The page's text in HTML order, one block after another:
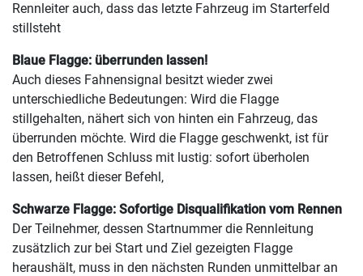
Rennleiter auch, dass das letzte Fahrzeug im Starterfeld
stillsteht
Blaue Flagge: überrunden lassen!
Auch dieses Fahnensignal besitzt wieder zwei
unterschiedliche Bedeutungen: Wird die Flagge
stillgehalten, nähert sich von hinten ein Fahrzeug, das
überrunden möchte. Wird die Flagge geschwenkt, ist für
den Betroffenen Schluss mit lustig: sofort überholen
lassen, heißt dieser Befehl,
Schwarze Flagge: Sofortige Disqualifikation vom Rennen
Der Teilnehmer, dessen Startnummer die Rennleitung
zusätzlich zur bei Start und Ziel gezeigten Flagge
heraushält, muss in den nächsten Runden unmittelbar an